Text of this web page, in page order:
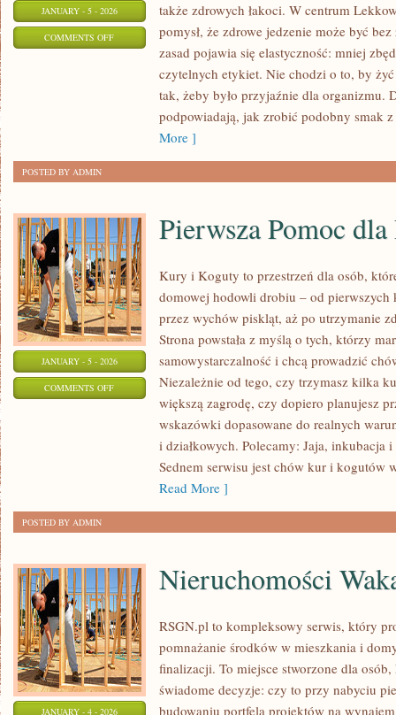
JANUARY - 5 - 2026
COMMENTS OFFON
MAKARONY
także zdrowych łakoci. W centrum
pomysł, że zdrowe jedzenie może być
zasad pojawia się elastyczność: mniej
czytelnych etykiet. Nie chodzi o to, by
tak, żeby było przyjaźnie dla organizmu.
podpowiadają, jak zrobić podobny smak
More ]
POSTED BY ADMIN
JANUARY - 5 - 2026
COMMENTS OFFON
Pierwsza Pomoc
Kury i Koguty to przestrzeń dla osób,
domowej hodowli drobiu – od
przez wychów piskląt, aż po utrzymanie
Strona powstała z myślą o tych, którzy
samowystarczalność i chcą prowadzić
Niezależnie od tego, czy trzymasz kilka
większą zagrodę, czy dopiero planujesz
wskazówki dopasowane do realnych
i działkowych. Polecamy: Jaja,
Sednem serwisu jest chów kur i kogutów
Read More ]
POSTED BY ADMIN
JANUARY - 4 - 2026
Nieruchomości
RSGN.pl to kompleksowy serwis, który
pomnażanie środków w mieszkania i
finalizacji. To miejsce stworzone dla
świadome decyzje: czy to przy nabyciu
budowaniu portfela projektów na